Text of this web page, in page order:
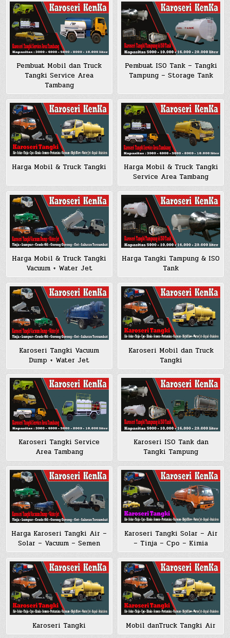
Pembuat Mobil dan Truck
Tangki Service Area
Tambang
Pembuat ISO Tank – Tangki
Tampung – Storage Tank
Harga Mobil & Truck Tangki
Harga Mobil & Truck Tangki
Service Area Tambang
Harga Mobil & Truck Tangki
Vacuum + Water Jet
Harga Tangki Tampung & ISO
Tank
Karoseri Tangki Vacuum
Dump + Water Jet
Karoseri Mobil dan Truck
Tangki
Karoseri Tangki Service
Area Tambang
Karoseri ISO Tank dan
Tangki Tampung
Harga Karoseri Tangki Air –
Solar – Vacuum – Semen
Karoseri Tangki Solar – Air
– Tinja – Cpo – Kimia
Karoseri Tangki Mobil danTruck Tangki Air